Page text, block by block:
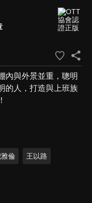
內與外景並重，聰明
的人，打造與上班族
倫 王以路